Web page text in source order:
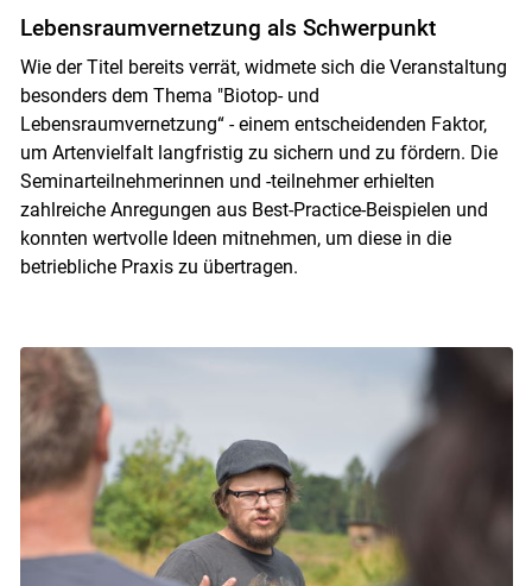
Lebensraumvernetzung als Schwerpunkt
Wie der Titel bereits verrät, widmete sich die Veranstaltung
besonders dem Thema "Biotop- und
Lebensraumvernetzung“ - einem entscheidenden Faktor,
um Artenvielfalt langfristig zu sichern und zu fördern. Die
Seminarteilnehmerinnen und -teilnehmer erhielten
zahlreiche Anregungen aus Best-Practice-Beispielen und
konnten wertvolle Ideen mitnehmen, um diese in die
betriebliche Praxis zu übertragen.